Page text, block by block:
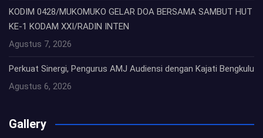
KODIM 0428/MUKOMUKO GELAR DOA BERSAMA SAMBUT HUT
KE-1 KODAM XXI/RADIN INTEN
Agustus 7, 2026
Perkuat Sinergi, Pengurus AMJ Audiensi dengan Kajati Bengkulu
Agustus 6, 2026
Gallery